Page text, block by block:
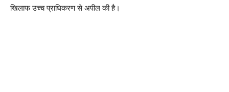
खिलाफ उच्च प्राधिकरण से अपील की है।